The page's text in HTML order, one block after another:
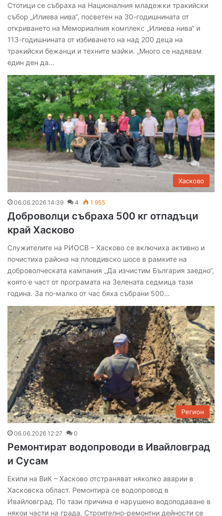
Стотици се събраха на Националния младежки тракийски
събор „Илиева нива“, посветен на 30-годишнината от
откриването на Мемориалния комплекс „Илиева нива“ и
113-годишнината от избиването на над 200 деца на
тракийски бежанци и техните майки. „Много се надявам
един ден да…
Хасково
06.06.2026 14:39 4 1 955
Доброволци събраха 500 кг отпадъци
край Хасково
Служителите на РИОСВ – Хасково се включиха активно и
почистиха района на пловдивско шосе в рамките на
доброволческата кампания „Да изчистим България заедно“,
която е част от програмата на Зелената седмица тази
година. За по-малко от час бяха събрани 500…
Регион
06.06.2026 12:27 0
Ремонтират водопроводи в Ивайловград
и Сусам
Екипи на ВиК – Хасково отстраняват няколко аварии в
Хасковска област. Ремонтира се водопровод в
Ивайловград. По тази причина е нарушено водоподаване в
някои части на града. Строително-ремонтни дейности се